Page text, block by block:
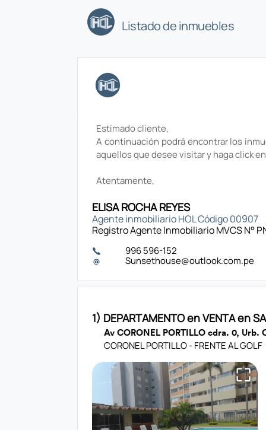
Listado de inmuebles
Estimado cliente,
A continuación podrá encontrar los
aquellos que desee visitar y haga click
Atentamente,
ELISA ROCHA REYES
Agente inmobiliario HOL Código 00907
Registro Agente Inmobiliario MVCS N°
996 596-152
Sunsethouse@outlook.com.pe
1) DEPARTAMENTO en VENTA en
Av CORONEL PORTILLO cdra. 0, Urb.
CORONEL PORTILLO - FRENTE AL GOLF